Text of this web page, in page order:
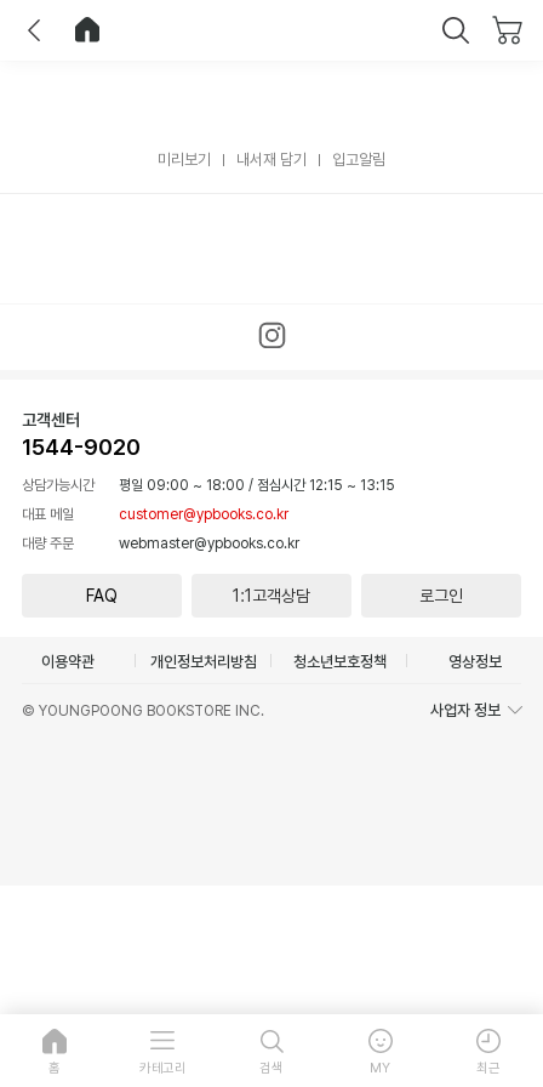
미리보기 내서재 담기 입고알림
고객센터
1544-9020
상담가능시간 평일 09:00 ~ 18:00 / 점심시간 12:15 ~ 13:15
대표 메일
customer@ypbooks.co.kr
대량 주문
webmaster@ypbooks.co.kr
FAQ 1:1고객상담 로그인
이용약관 개인정보처리방침 청소년보호정책 영상정보
© YOUNGPOONG BOOKSTORE INC. 사업자 정보
홈 카테고리 검색 MY 최근